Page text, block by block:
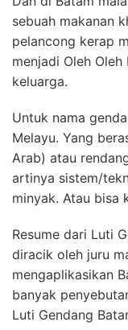
sebuah makanan
pelancong kerap
menjadi Oleh
keluarga.
Untuk nama
Melayu. Yang
Arab) atau
artinya sistem/
minyak. Atau bisa
Resume dari Luti
diracik oleh juru
mengaplikasikan
banyak
Luti Gendang